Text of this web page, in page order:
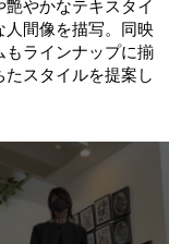
やかなテキスタイ
間像を描写。同映
ラインナップに揃
スタイルを提案し